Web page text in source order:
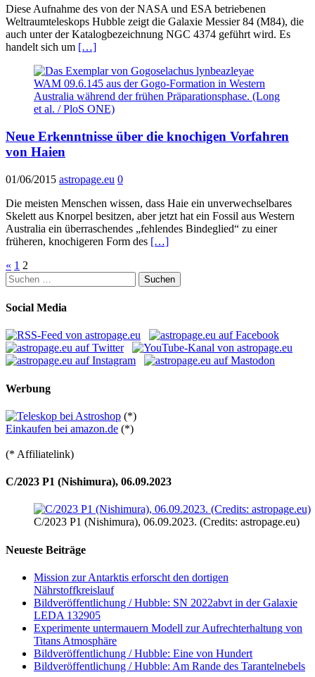
Diese Aufnahme des von der NASA und ESA betriebenen
Weltraumteleskops Hubble zeigt die Galaxie Messier 84 (M84), die
auch unter der Katalogbezeichnung NGC 4374 geführt wird. Es
handelt sich um […]
Neue Erkenntnisse über die knochigen Vorfahren
von Haien
01/06/2015 astropage.eu 0
Die meisten Menschen wissen, dass Haie ein unverwechselbares
Skelett aus Knorpel besitzen, aber jetzt hat ein Fossil aus Western
Australia ein überraschendes „fehlendes Bindeglied“ zu einer
früheren, knochigeren Form des […]
Seitennummerierung
der
Beiträge
« 1 2
Suchen
nach:
Social Media
Werbung
(*)
Einkaufen bei amazon.de (*)
(* Affiliatelink)
C/2023 P1 (Nishimura), 06.09.2023
C/2023 P1 (Nishimura), 06.09.2023. (Credits: astropage.eu)
Neueste Beiträge
Mission zur Antarktis erforscht den dortigen
Nährstoffkreislauf
Bildveröffentlichung / Hubble: SN 2022abvt in der Galaxie
LEDA 132905
Experimente untermauern Modell zur Aufrechterhaltung von
Titans Atmosphäre
Bildveröffentlichung / Hubble: Eine von Hundert
Bildveröffentlichung / Hubble: Am Rande des Tarantelnebels